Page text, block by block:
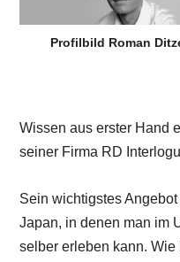
Profilbild Roman
Wissen aus erster Hand
seiner Firma RD
Sein wichtigstes
Japan, in denen man im
selber erleben kann.